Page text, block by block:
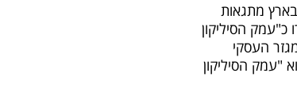
מתגאות
הסיליקון
העסקי
"עמק הסיליקון